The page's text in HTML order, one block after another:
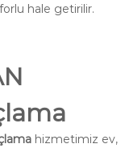
hale getirilir.
hizmetimiz ev,